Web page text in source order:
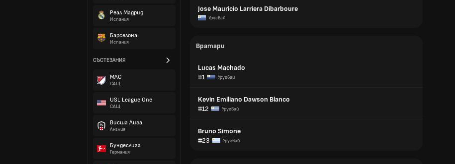
Реал Мадрид
Испания
Барселона
Испания
СЪСТЕЗАНИЯ
МЛС
САЩ
USL League One
САЩ
Висша Лига
Англия
Бундеслига
Германия
Jose Mauricio Larriera Dibarboure
Уругвай
Вратари
Lucas Machado
#1
Уругвай
Kevin Emiliano Dawson Blanco
#12
Уругвай
Bruno Simone
#23
Уругвай